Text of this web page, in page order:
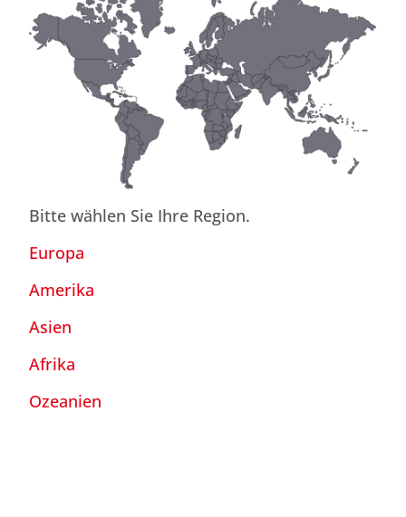
Bitte wählen Sie Ihre Region.
Europa
Amerika
Asien
Afrika
Ozeanien